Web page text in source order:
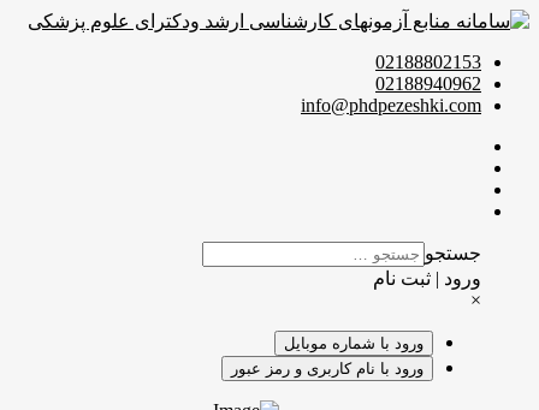
02188802153
02188940962
info@phdpezeshki.com
جستجو
ورود | ثبت نام
×
ورود با شماره موبایل
ورود با نام کاربری و رمز عبور